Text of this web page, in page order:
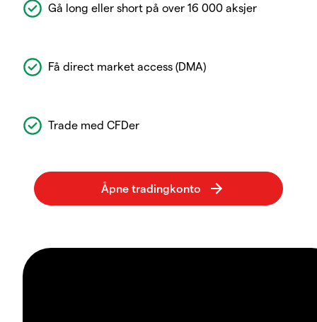
Gå long eller short på over 16 000 aksjer
Få direct market access (DMA)
Trade med CFDer